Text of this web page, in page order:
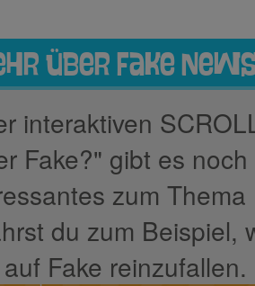
über Fake
interaktiven
Fake?" gibt es
zum
du zum Beispiel,
Fake reinzufallen.